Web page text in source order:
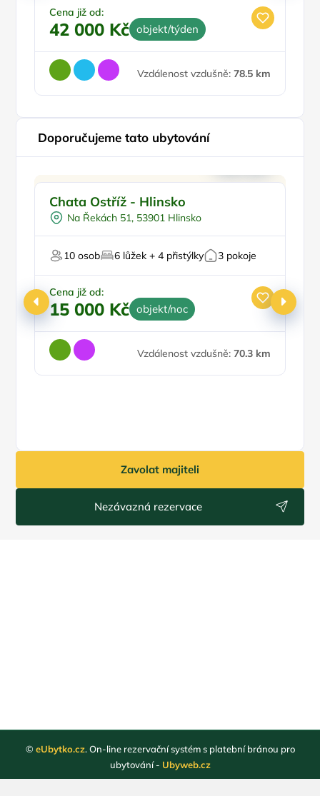
Cena již od:
42 000 Kč objekt/týden
Vzdálenost vzdušně: 78.5 km
Doporučujeme tato ubytování
Chata Ostříž - Hlinsko
Na Řekách 51, 53901 Hlinsko
10 osob 6 lůžek + 4 přistýlky 3 pokoje
Cena již od:
15 000 Kč objekt/noc
Vzdálenost vzdušně: 70.3 km
Zavolat majiteli
Nezávazná rezervace
© eUbytko.cz. On-line rezervační systém s platební bránou pro
ubytování - Ubyweb.cz